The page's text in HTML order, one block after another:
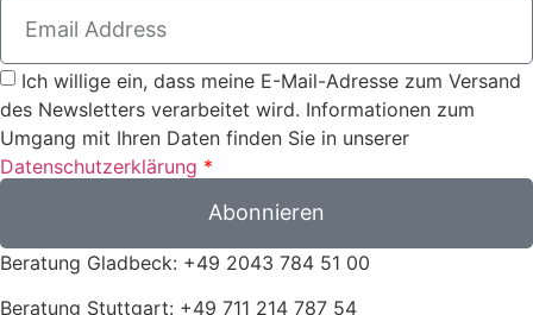
Ich willige ein, dass meine E-Mail-Adresse zum Versand
des Newsletters verarbeitet wird. Informationen zum
Umgang mit Ihren Daten finden Sie in unserer
Datenschutzerklärung *
Abonnieren
Beratung Gladbeck: +49 2043 784 51 00
Beratung Stuttgart: +49 711 214 787 54